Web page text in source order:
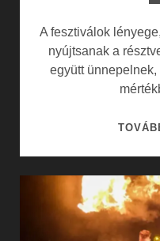
A fesztiválok
nyújtsanak a
együtt